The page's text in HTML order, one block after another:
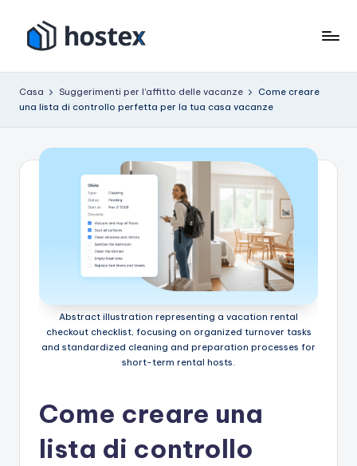
contenuto
s
p
tuo
artificiale
Casa Suggerimenti per l'affitto delle vacanze
Come creare
una lista di controllo perfetta per la tua casa vacanze
Abstract illustration representing a vacation rental
checkout checklist, focusing on organized turnover tasks
and standardized cleaning and preparation processes for
short-term rental hosts.
Come creare una
lista di controllo